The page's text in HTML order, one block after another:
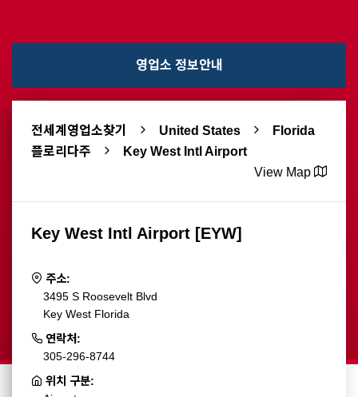
영업소 정보안내
전세계영업소찾기 United States
Florida
플로리다주
Key West Intl Airport
View Map
Key West Intl Airport [EYW]
주소:
3495 S Roosevelt Blvd
Key West Florida
연락처:
305-296-8744
위치 구분: